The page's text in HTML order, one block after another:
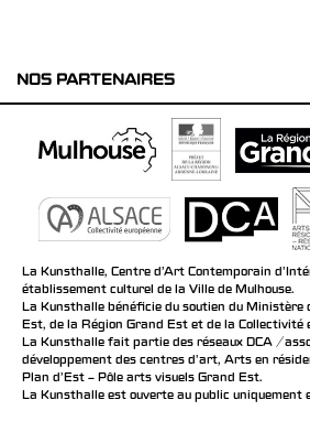
NOS PARTENAIRES
La Kunsthalle, Centre d’Art Contemporain
établissement culturel de la Ville de Mulhouse.
La Kunsthalle bénéficie du soutien du Ministère
Est, de la Région Grand Est et de la Collectivité
La Kunsthalle fait partie des réseaux DCA /
développement des centres d'art, Arts en
Plan d’Est – Pôle arts visuels Grand Est.
La Kunsthalle est ouverte au public uniquement